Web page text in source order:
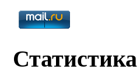
Статистика